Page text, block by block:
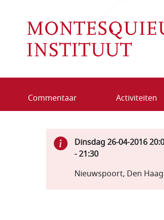
Commentaar Activiteiten
Dinsdag 26-04-2016
-21:30
Nieuwspoort, Den Haag